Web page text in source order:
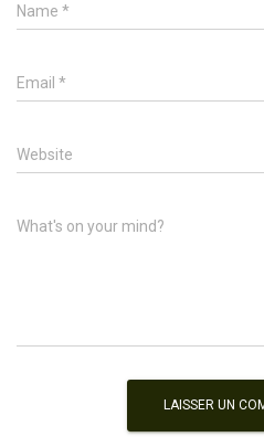
Name *
Email *
Website
What's on your mind?